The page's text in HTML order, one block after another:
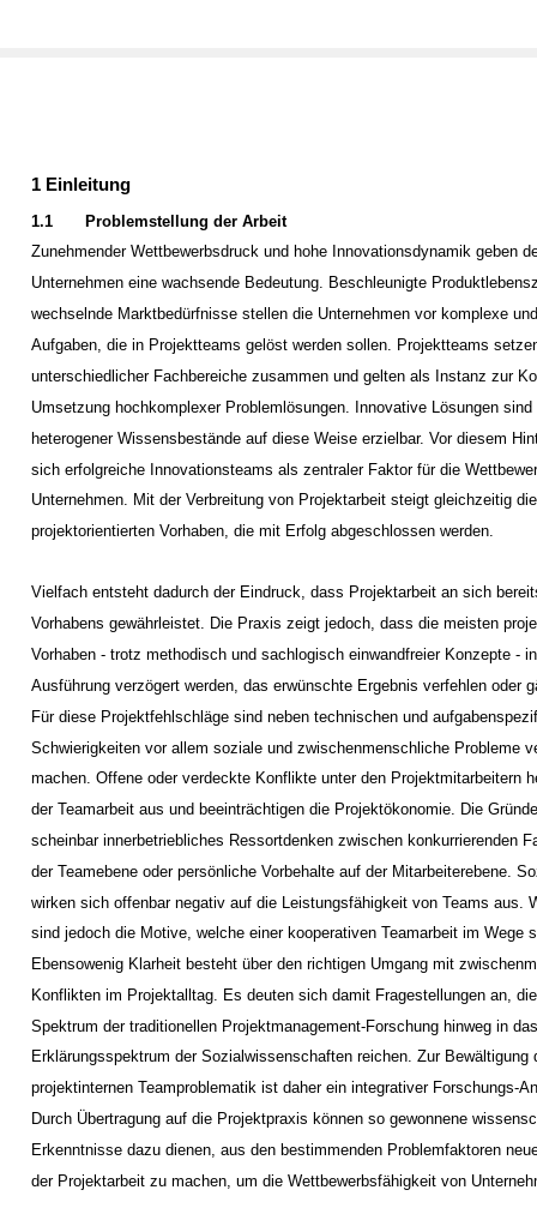
1 Einleitung
1.1
Problemstellung der Arbeit
Zunehmender Wettbewerbsdruck und hohe Innovationsdynamik geben
Unternehmen eine wachsende Bedeutung. Beschleunigte
wechselnde Marktbedürfnisse stellen die Unternehmen vor komplexe
Aufgaben, die in Projektteams gelöst werden sollen. Projektteams
unterschiedlicher Fachbereiche zusammen und gelten als Instanz zur
Umsetzung hochkomplexer Problemlösungen. Innovative Lösungen
heterogener Wissensbestände auf diese Weise erzielbar. Vor diesem
sich erfolgreiche Innovationsteams als zentraler Faktor für die
Unternehmen. Mit der Verbreitung von Projektarbeit steigt gleichzeitig
projektorientierten Vorhaben, die mit Erfolg abgeschlossen werden.
Vielfach entsteht dadurch der Eindruck, dass Projektarbeit an sich
Vorhabens gewährleistet. Die Praxis zeigt jedoch, dass die meisten
Vorhaben - trotz methodisch und sachlogisch einwandfreier Konzepte -
Ausführung verzögert werden, das erwünschte Ergebnis verfehlen oder
Für diese Projektfehlschläge sind neben technischen und
Schwierigkeiten vor allem soziale und zwischenmenschliche Probleme
machen. Offene oder verdeckte Konflikte unter den Projektmitarbeitern
der Teamarbeit aus und beeinträchtigen die Projektökonomie. Die
scheinbar innerbetriebliches Ressortdenken zwischen konkurrierenden
der Teamebene oder persönliche Vorbehalte auf der Mitarbeiterebene.
wirken sich offenbar negativ auf die Leistungsfähigkeit von Teams aus.
sind jedoch die Motive, welche einer kooperativen Teamarbeit im Wege
Ebensowenig Klarheit besteht über den richtigen Umgang mit
Konflikten im Projektalltag. Es deuten sich damit Fragestellungen an,
Spektrum der traditionellen Projektmanagement-Forschung hinweg in
Erklärungsspektrum der Sozialwissenschaften reichen. Zur Bewältigung
projektinternen Teamproblematik ist daher ein integrativer Forschungs-
Durch Übertragung auf die Projektpraxis können so gewonnene
Erkenntnisse dazu dienen, aus den bestimmenden Problemfaktoren
der Projektarbeit zu machen, um die Wettbewerbsfähigkeit von